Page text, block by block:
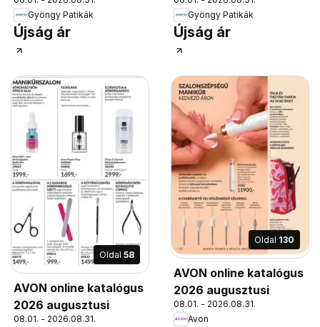
Gyöngy Patikák
Újság ár
Gyöngy Patikák
Újság ár
Oldal 58
AVON online katalógus
2026 augusztusi
08.01. - 2026.08.31.
Oldal 130
AVON online katalógus
2026 augusztusi
08.01. - 2026.08.31.
Avon